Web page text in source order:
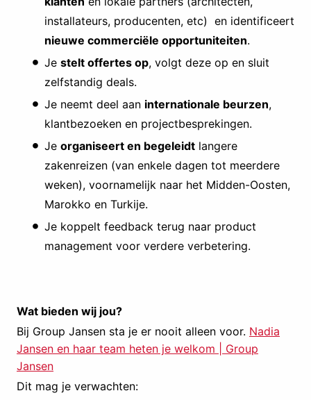
installateurs, producenten, etc) en identificeert
nieuwe commerciële opportuniteiten.
Je stelt offertes op, volgt deze op en sluit
zelfstandig deals.
Je neemt deel aan internationale beurzen,
klantbezoeken en projectbesprekingen.
Je organiseert en begeleidt langere
zakenreizen (van enkele dagen tot meerdere
weken), voornamelijk naar het Midden-Oosten,
Marokko en Turkije.
Je koppelt feedback terug naar product
management voor verdere verbetering.
Wat bieden wij jou?
Bij Group Jansen sta je er nooit alleen voor. Nadia
Jansen en haar team heten je welkom | Group
Jansen
Dit mag je verwachten: